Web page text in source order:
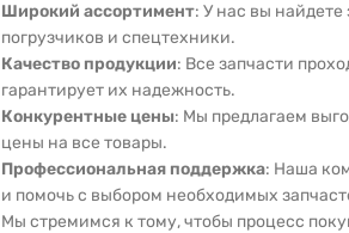
Широкий ассортимент: У нас вы
погрузчиков и спецтехники.
Качество продукции: Все запчасти
гарантирует их надежность.
Конкурентные цены: Мы предлагаем
цены на все товары.
Профессиональная поддержка: Наша
и помочь с выбором необходимых
Мы стремимся к тому, чтобы процесс